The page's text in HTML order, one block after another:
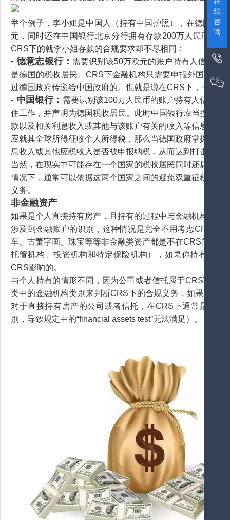
举个例子，李小姐是中国人（持有中国护照），在德国的
元，同时还在中国银行北京分行拥有存款200万人民币。
CRS下的就李小姐存款的合规要求却不尽相同：
- 德意志银行： 需要识别该50万欧元的账户持有人信息。
是德国的税收居民。CRS下金融机构只需要申报外国税收
过德国政府传递给中国政府的。也就是说在CRS下，中国
- 中国银行： 需要识别该100万人民币的账户持有人信息。
住工作，并声明为德国税收居民。此时中国银行应当按照
款以及相关利息收入或其他与该账户有关的收入等信息通
应就其全球所得征收个人所得税，那么当德国政府掌握李
息收入或其他应税收入是否被申报纳税，从而达到打击跨国
当然，在现实中可能存在一个国家的税收居民同时还属于
情况下，通常可以依据这两个国家之间的避免双重征税协
义务。
非金融资产
如果是个人直接持有房产，且持有的过程中与金融机构不
涉及到金融账户的识别，这种情况是完全不用考虑CRS影
车、古董字画、珠宝等等非金融类资产都是不在CRS的合
托管机构、投资机构和特定保险机构），如果你持有的
CRS影响的。
与个人持有的情形不同，因为公司或者信托属于CRS下“实
类中的金融机构类别来判断CRS下的合规义务，如果是金
对于直接持有房产的公司或者信托，在CRS下通常是无
别，导致规定中的“financial assets test”无法满足）。
线
咨
询

